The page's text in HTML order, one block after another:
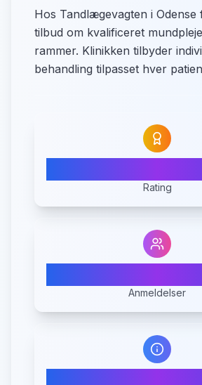
Hos Tandlægevagten i Odense
tilbud om kvalificeret
rammer. Klinikken tilbyder
behandling tilpasset hver
Rating
Anmeldelser